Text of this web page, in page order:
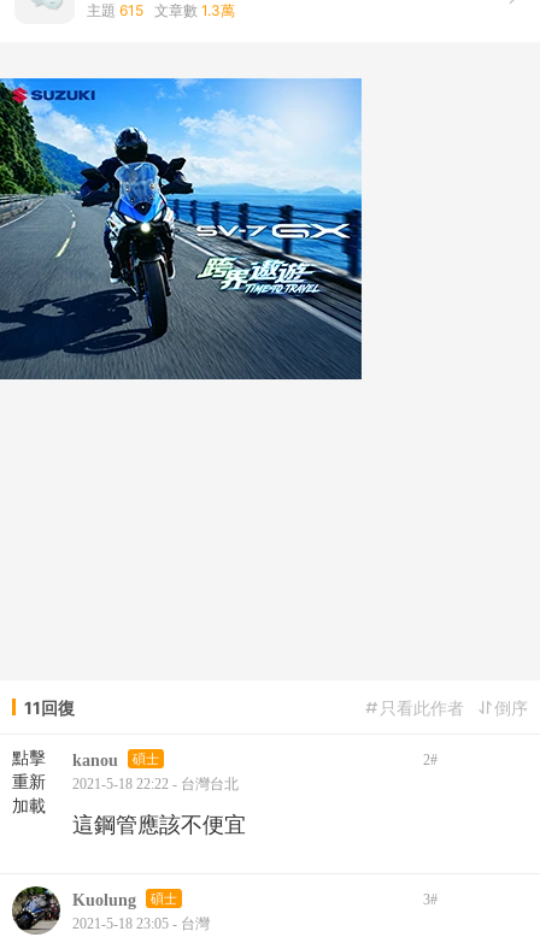
主題 615 文章數 1.3萬
11回復 倒序
只看此作者
點擊
重新
加載
kanou 碩士 2#
2021-5-18 22:22 - 台灣台北
這鋼管應該不便宜
Kuolung 碩士 3#
2021-5-18 23:05 - 台灣